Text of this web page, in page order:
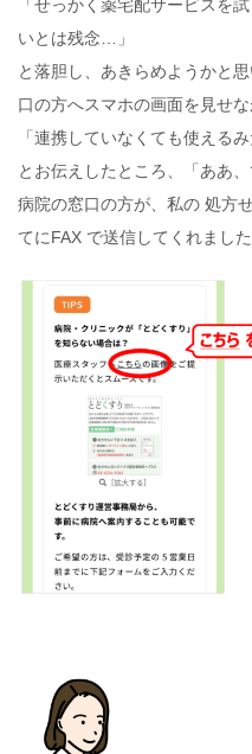
「せっかく薬宅配サービスを
いとは残念…」
と落胆し、あきらめようかと
口の方へスマホの画面を見せな
「連携していなくても使えるみ
とお伝えしたところ、「ああ
病院の窓口の方が、私の 処方
てにFAX で送信してくれました